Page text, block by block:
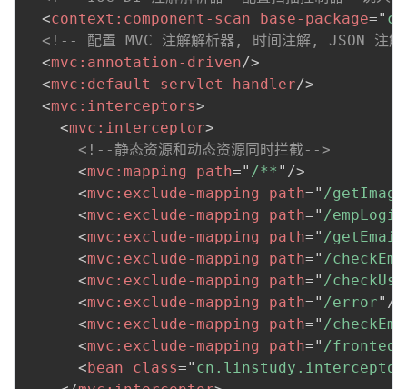
<context: component-scan base-package="
<!-- 配置 MVC 注解解析器, 时间注解, JSON 注
<mvc: annotation-driven/>
<mvc: default-servlet-handler/>
<mvc: interceptors>
<mvc: interceptor>
<!--静态资源和动态资源同时拦截-->
<mvc: mapping path=" /** " />
<mvc: exclude-mapping path=" /getImage
<mvc: exclude-mapping path=" /empLogin
<mvc: exclude-mapping path=" /
<mvc: exclude-mapping path=" /
<mvc: exclude-mapping path=" /
<mvc: exclude-mapping path=" /error" />
<mvc: exclude-mapping path=" /
<mvc: exclude-mapping path=" /
< bean class="